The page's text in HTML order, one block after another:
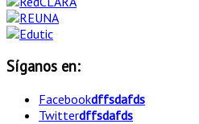
Síganos en:
Facebookdffsdafds
Twitterdffsdafds